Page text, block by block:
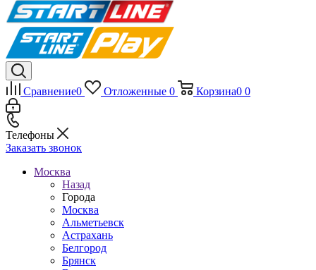
Сравнение0 Отложенные 0 Корзина0 0
Телефоны
Заказать звонок
Москва
Назад
Города
Москва
Альметьевск
Астрахань
Белгород
Брянск